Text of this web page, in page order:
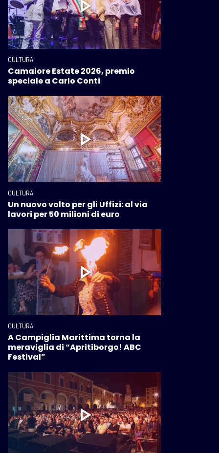
CULTURA
Camaiore Estate 2026, premio
speciale a Carlo Conti
CULTURA
Un nuovo volto per gli Uffizi: al via
lavori per 50 milioni di euro
CULTURA
A Campiglia Marittima torna la
meraviglia di “Apritiborgo! ABC
Festival”